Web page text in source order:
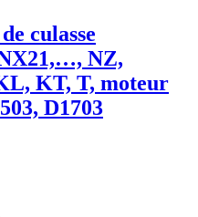
culasse
NZ,
KT, T, moteur
D1703